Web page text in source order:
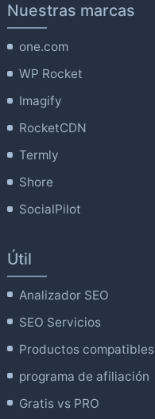
Nuestras marcas
one.com
WP Rocket
Imagify
RocketCDN
Termly
Shore
SocialPilot
Útil
Analizador SEO
SEO Servicios
Productos compatibles
programa de afiliación
Gratis vs PRO